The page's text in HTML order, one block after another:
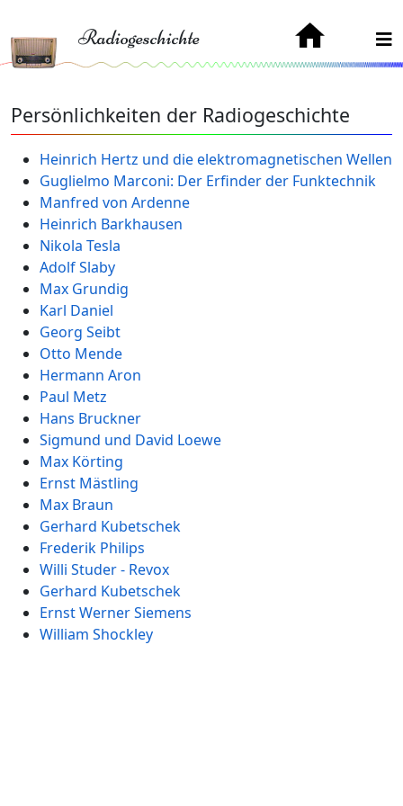
Radiogeschichte
Persönlichkeiten der Radiogeschichte
Heinrich Hertz und die elektromagnetischen Wellen
Guglielmo Marconi: Der Erfinder der Funktechnik
Manfred von Ardenne
Heinrich Barkhausen
Nikola Tesla
Adolf Slaby
Max Grundig
Karl Daniel
Georg Seibt
Otto Mende
Hermann Aron
Paul Metz
Hans Bruckner
Sigmund und David Loewe
Max Körting
Ernst Mästling
Max Braun
Gerhard Kubetschek
Frederik Philips
Willi Studer - Revox
Gerhard Kubetschek
Ernst Werner Siemens
William Shockley